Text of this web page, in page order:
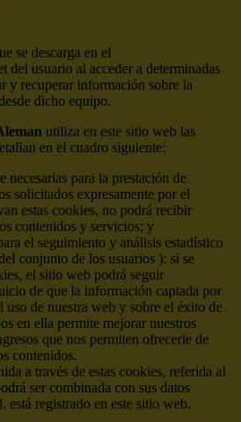
se descarga en el
del usuario al acceder a determinadas
y recuperar información sobre la
dicho equipo.
utiliza en este sitio web las
en el cuadro siguiente:
necesarias para la prestación de
solicitados expresamente por el
estas cookies, no podrá recibir
contenidos y servicios; y
el seguimiento y análisis estadístico
conjunto de los usuarios ): si se
el sitio web podrá seguir
de que la información captada por
uso de nuestra web y sobre el éxito de
en ella permite mejorar nuestros
que nos permiten ofrecerle de
contenidos.
a través de estas cookies, referida al
ser combinada con sus datos
está registrado en este sitio web.